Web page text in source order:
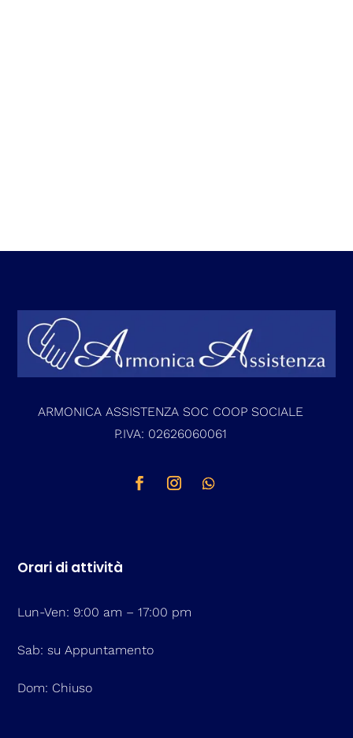
Garante per la Protezione dei Dati Personali, quale autorità di
controllo operante in Italia, e di proporre ricorso giurisdizionale,
tanto avverso una decisione dell’Autorità Garante, quanto nei
confronti del titolare del trattamento stesso e/o di un responsabile
ARMONICA ASSISTENZA SOC COOP SOCIALE
P.IVA: 02626060061
Orari di attività
Lun-Ven: 9:00 am – 17:00 pm
Sab: su Appuntamento
Dom: Chiuso